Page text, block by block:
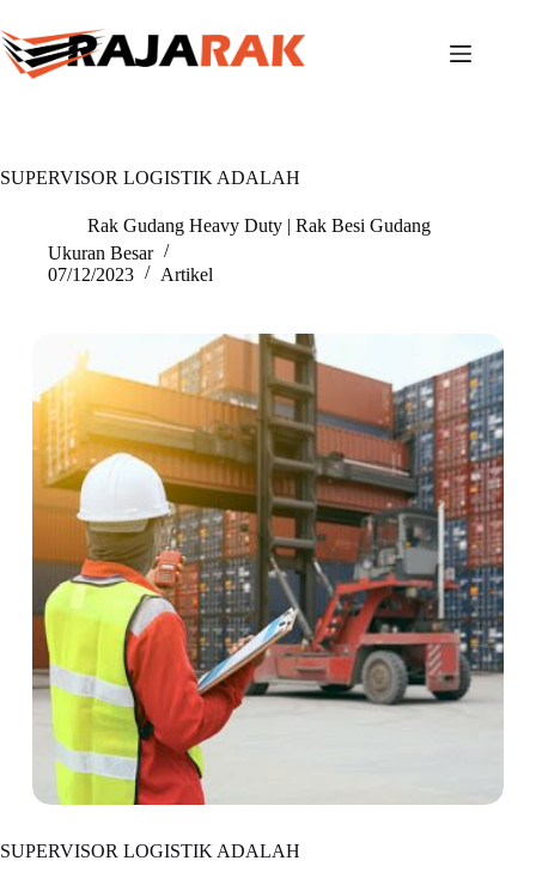
to
content
SUPERVISOR LOGISTIK ADALAH
Rak Gudang Heavy Duty | Rak Besi Gudang
Ukuran Besar
07/12/2023
Artikel
SUPERVISOR LOGISTIK ADALAH